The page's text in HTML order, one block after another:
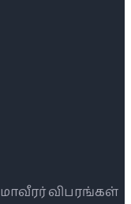
விபரங்கள்